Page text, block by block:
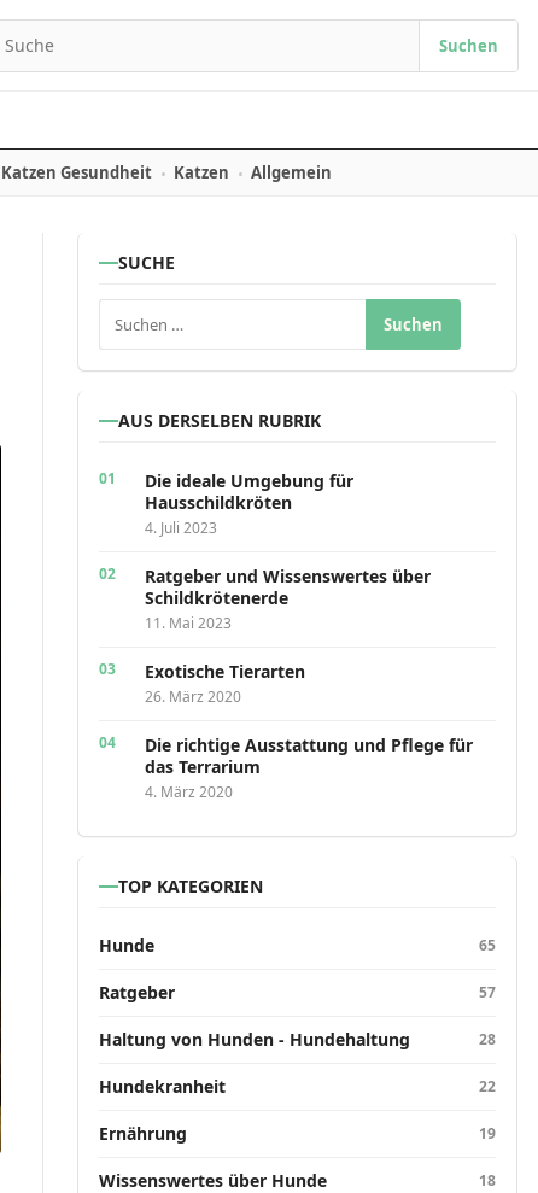
Search for:
Suchen
Katzen Gesundheit Katzen Allgemein
SUCHE
Suchen nach:
AUS DERSELBEN RUBRIK
Die ideale Umgebung für
Hausschildkröten
4. Juli 2023
Ratgeber und Wissenswertes über
Schildkrötenerde
11. Mai 2023
Exotische Tierarten
26. März 2020
Die richtige Ausstattung und Pflege für
das Terrarium
4. März 2020
TOP KATEGORIEN
Hunde 65
Ratgeber 57
Haltung von Hunden - Hundehaltung 28
Hundekranheit 22
Ernährung 19
Wissenswertes über Hunde 18